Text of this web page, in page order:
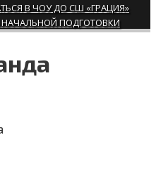
В ЧОУ ДО СШ «ГРАЦИЯ»
НАЧАЛЬНОЙ ПОДГОТОВКИ